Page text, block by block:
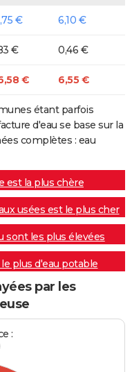
€ 6,10 €
€ 0,46 €
€ 6,55 €
étant parfois
d'eau se base sur la
complètes : eau
est la plus chère
usées est le plus cher
sont les plus élevées
plus d'eau potable
par les
: